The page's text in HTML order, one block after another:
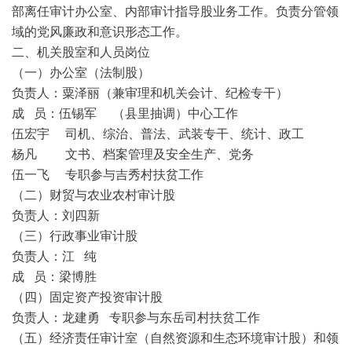
部离任审计办公室、内部审计指导股业务工作。负责分管领
域的党风廉政和意识形态工作。
二、机关股室和人员岗位
（一）办公室（法制股）
负责人：粟泽丽（兼审理和机关会计、纪检专干）
成 员：伍锡军 （县里抽调）中心工作
伍宏宇 司机、综治、普法、武装专干、统计、政工
杨凡 文书、档案管理及安全生产、党务
伍一飞 专职参与吉秀村扶贫工作
（二）财贸与农业农村审计股
负责人：刘四新
（三）行政事业审计股
负责人：江 纯
成 员：梁博胜
（四）固定资产投资审计股
负责人：龙建勇 专职参与东岳司村扶贫工作
（五）经济责任审计室（自然资源和生态环境审计股）和领